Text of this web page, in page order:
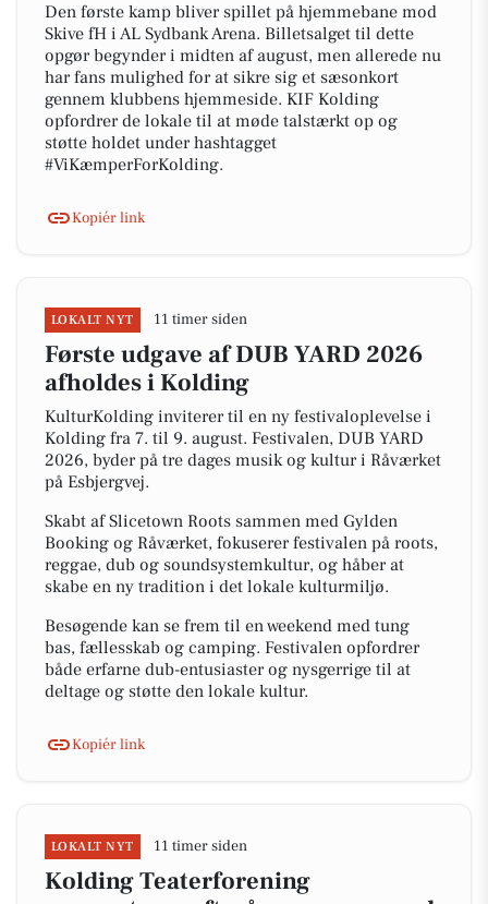
Den første kamp bliver spillet på hjemmebane mod
Skive fH i AL Sydbank Arena. Billetsalget til dette
opgør begynder i midten af august, men allerede nu
har fans mulighed for at sikre sig et sæsonkort
gennem klubbens hjemmeside. KIF Kolding
opfordrer de lokale til at møde talstærkt op og
støtte holdet under hashtagget
#ViKæmperForKolding.
Kopiér link
LOKALT NYT 11 timer siden
Første udgave af DUB YARD 2026
afholdes i Kolding
KulturKolding inviterer til en ny festivaloplevelse i
Kolding fra 7. til 9. august. Festivalen, DUB YARD
2026, byder på tre dages musik og kultur i Råværket
på Esbjergvej.
Skabt af Slicetown Roots sammen med Gylden
Booking og Råværket, fokuserer festivalen på roots,
reggae, dub og soundsystemkultur, og håber at
skabe en ny tradition i det lokale kulturmiljø.
Besøgende kan se frem til en weekend med tung
bas, fællesskab og camping. Festivalen opfordrer
både erfarne dub-entusiaster og nysgerrige til at
deltage og støtte den lokale kultur.
Kopiér link
LOKALT NYT 11 timer siden
Kolding Teaterforening